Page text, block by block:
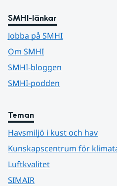
SMHI-länkar
Jobba på SMHI
Om SMHI
SMHI-bloggen
SMHI-podden
Teman
Havsmiljö i kust och hav
Kunskapscentrum för
Luftkvalitet
SIMAIR